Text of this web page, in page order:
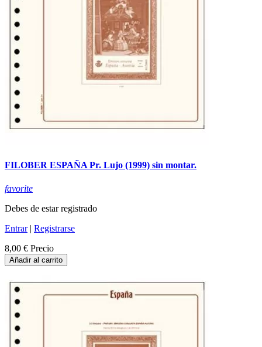
FILOBER ESPAÑA Pr. Lujo (1999) sin montar.
favorite
Debes de estar registrado
Entrar| Registrarse
8,00 € Precio
Añadir al carrito